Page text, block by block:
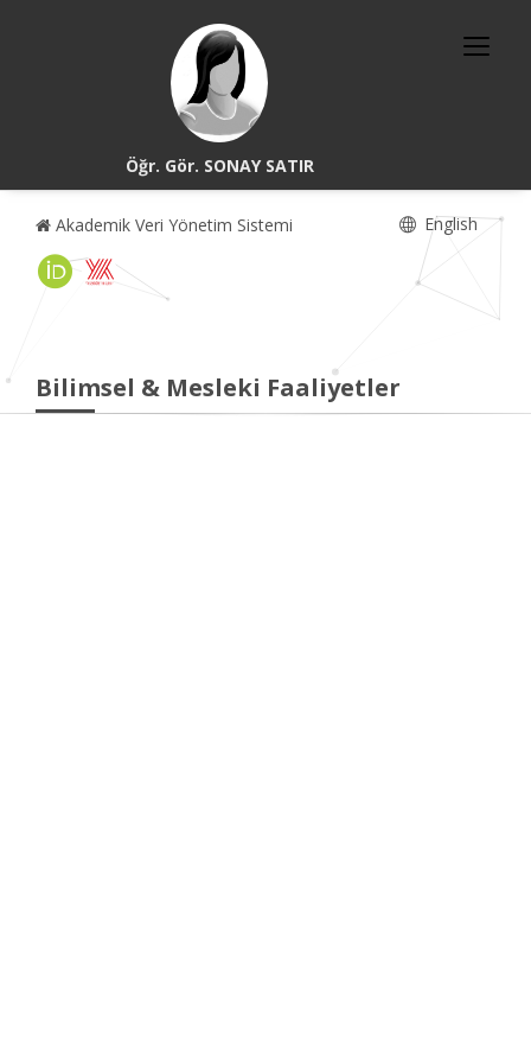
Öğr. Gör. SONAY SATIR
Akademik Veri Yönetim Sistemi English
Bilimsel & Mesleki Faaliyetler